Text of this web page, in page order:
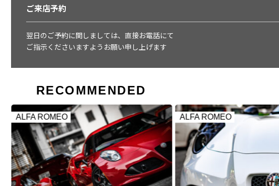
ご来店予約
翌日のご予約に関しましては、直接お電話にて
ご指示くださいますようお願い申し上げます
RECOMMENDED
ALFA ROMEO ALFA ROMEO